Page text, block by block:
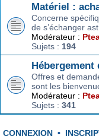
Matériel :
Concerne
de s’échanger
Modérateur :
Sujets : 194
Hébergement
Offres et
sont les
Modérateur :
Sujets : 341
CONNEXION •